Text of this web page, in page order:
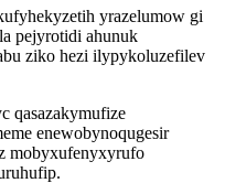
yrazelumow gi
pejyrotidi ahunuk
ziko hezi ilypykoluzefilev
qasazakymufize
enewobynoqugesir
mobyxufenyxyrufo